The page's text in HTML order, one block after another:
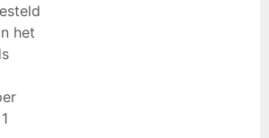
het